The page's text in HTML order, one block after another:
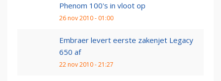
Phenom 100's in vloot op
26 nov 2010 - 01:00
Embraer levert eerste zakenjet Legacy
650 af
22 nov 2010 - 21:27